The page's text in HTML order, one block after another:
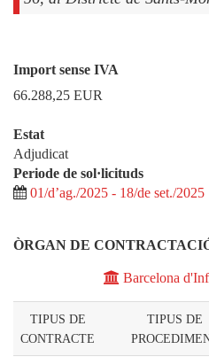
Import sense IVA
66.288,25 EUR
Estat
Adjudicat
Periode de sol·licituds
01/d’ag./2025 - 18/de set./2025
ÒRGAN DE
Barcelona
TIPUS DE
CONTRACTE
TIPUS DE